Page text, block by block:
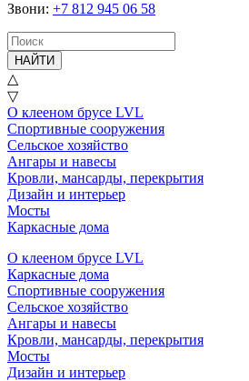
Звони: +7 812 945 06 58
НАЙТИ
△
▽
О клееном брусе LVL
Спортивные сооружения
Сельское хозяйство
Ангары и навесы
Кровли, мансарды, перекрытия
Дизайн и интерьер
Мосты
Каркасные дома
О клееном брусе LVL
Каркасные дома
Спортивные сооружения
Сельское хозяйство
Ангары и навесы
Кровли, мансарды, перекрытия
Мосты
Дизайн и интерьер